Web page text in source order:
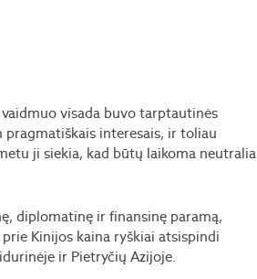
visada buvo tarptautinės
pragmatiškais interesais, ir toliau
ji siekia, kad būtų laikoma neutralia
diplomatinę ir finansinę paramą,
Kinijos kaina ryškiai atsispindi
ir Pietryčių Azijoje.